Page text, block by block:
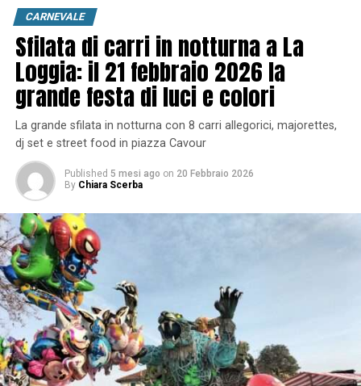
CARNEVALE
Sfilata di carri in notturna a La
Loggia: il 21 febbraio 2026 la
grande festa di luci e colori
La grande sfilata in notturna con 8 carri allegorici, majorettes,
dj set e street food in piazza Cavour
Published 5 mesi ago on 20 Febbraio 2026
By Chiara Scerba